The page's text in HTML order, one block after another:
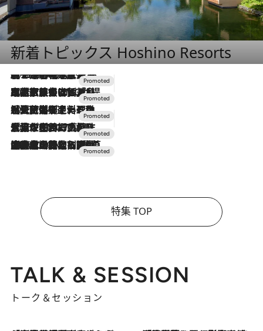
新着トピックス Hoshino Resorts
2026.8.7
【トンボの足水浴】ヒノキの香りに包まれて涼感マックス！約13℃の湧水かけ流しを避暑地「星野温泉 トンボの湯」で体験
2026.7.31
【ホテル帰省】という選択肢をOMOが提案。家族とほどよい距離を保つには「昼は実家、夜は気兼ねなくホテルで！」
2026.7.24
【夏限定ディナーコース】旬を迎える稚鮎や花ズッキーニなどをイタリア・トスカーナの郷土料理の手法で満喫！
2026.7.17
「土佐和ハーブかき氷」がOMO7高知に登場！生姜、山椒、大葉など目にも舌にも涼を呼ぶ郷土の味
2026.7.10
NEW OPEN！【界 草津】名湯の地に誕生。趣の異なる2種の温泉と上州ならではの会席・蕎麦割烹など美食を味わう究極の癒やし旅
特集 TOP
TALK & SESSION
トーク＆セッション